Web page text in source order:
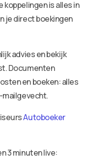
koppelingen is alles in
je direct boekingen
advies en bekijk
Documenten
en boeken: alles
mailgevecht.
Autoboeker
3 minuten live: